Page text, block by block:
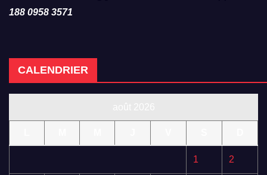
188 0958 3571
CALENDRIER
1 2